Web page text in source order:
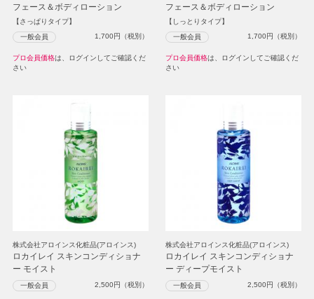
フェース＆ボディローション
【さっぱりタイプ】
一般会員 1,700円（税別）
プロ会員価格は、ログインしてご確認くだ
さい
フェース＆ボディローション
【しっとりタイプ】
一般会員 1,700円（税別）
プロ会員価格は、ログインしてご確認くだ
さい
株式会社アロインス化粧品(アロインス)
ロカイレイ スキンコンディショナ
ー モイスト
一般会員 2,500円（税別）
株式会社アロインス化粧品(アロインス)
ロカイレイ スキンコンディショナ
ー ディープモイスト
一般会員 2,500円（税別）